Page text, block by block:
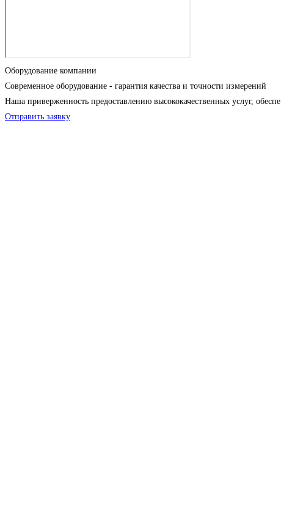
Оборудование компании
Современное оборудование - гарантия качества и точности измерений
Наша приверженность предоставлению высококачественных услуг,
Отправить заявку